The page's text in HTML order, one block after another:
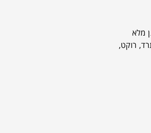
מלא
רוקט,